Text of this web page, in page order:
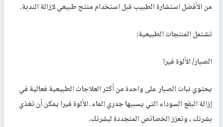
من الأفضل استشارة الطبيب قبل استخدام منتج طبيعي لإزالة الندبة.
تشتمل المنتجات الطبيعية:
الصبار/ الألوة فيرا
يحتوي نبات الصبار على واحدة من أكثر العلاجات الطبيعية فعالية في
إزالة البقع السوداء التي يسببها جدري الماء. الألوة فيرا يمكن أن تغذي
بشرتك ، وتعزز الخصائص المتجددة لبشرتك.